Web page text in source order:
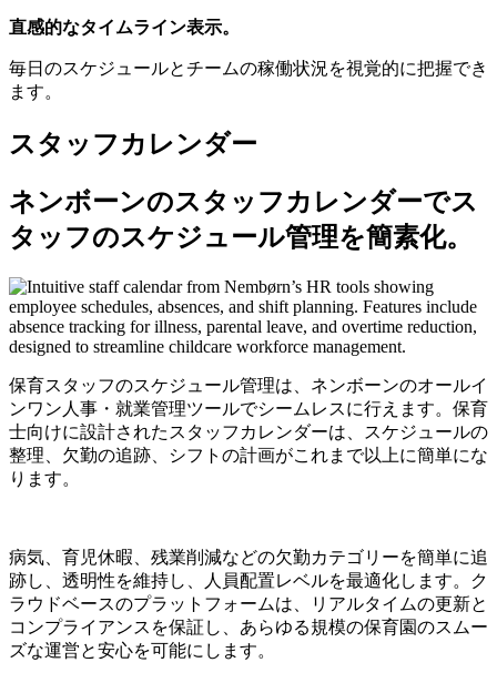
直感的なタイムライン表示。
毎日のスケジュールとチームの稼働状況を視覚的に把握でき
ます。
スタッフカレンダー
ネンボーンのスタッフカレンダーでス
タッフのスケジュール管理を簡素化。
保育スタッフのスケジュール管理は、ネンボーンのオールイ
ンワン人事・就業管理ツールでシームレスに行えます。保育
士向けに設計されたスタッフカレンダーは、スケジュールの
整理、欠勤の追跡、シフトの計画がこれまで以上に簡単にな
ります。
病気、育児休暇、残業削減などの欠勤カテゴリーを簡単に追
跡し、透明性を維持し、人員配置レベルを最適化します。ク
ラウドベースのプラットフォームは、リアルタイムの更新と
コンプライアンスを保証し、あらゆる規模の保育園のスムー
ズな運営と安心を可能にします。